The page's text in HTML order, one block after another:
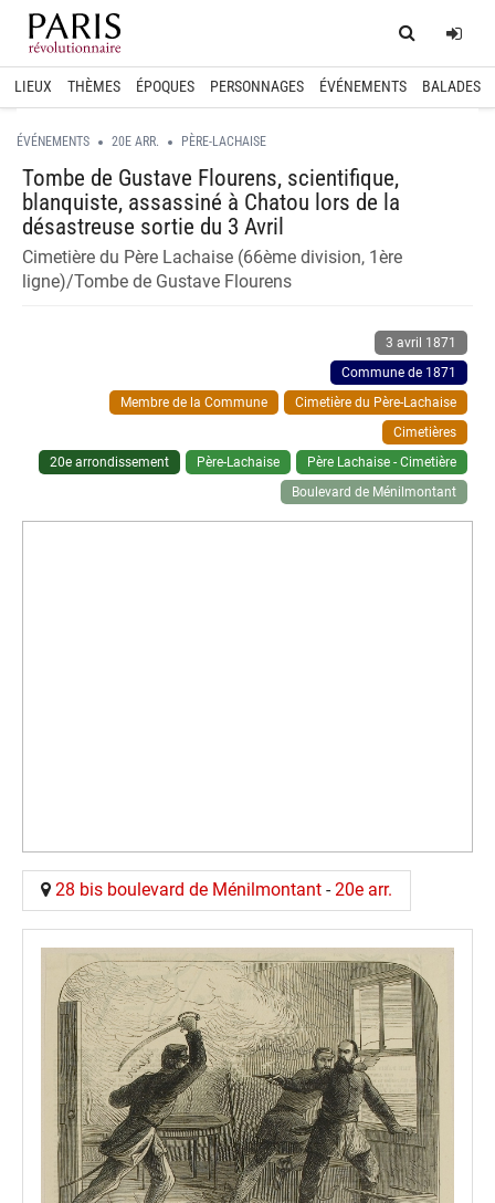
Home
LIEUX THÈMES ÉPOQUES PERSONNAGES ÉVÉNEMENTS BALADES
ÉVÉNEMENTS 20E ARR. PÈRE-LACHAISE
Tombe de Gustave Flourens, scientifique,
blanquiste, assassiné à Chatou lors de la
désastreuse sortie du 3 Avril
Cimetière du Père Lachaise (66ème division, 1ère
ligne)/Tombe de Gustave Flourens
3 avril 1871
Commune de 1871
Membre de la Commune
Cimetière du Père-Lachaise
Cimetières
20e arrondissement
Père-Lachaise
Père Lachaise - Cimetière
Boulevard de Ménilmontant
28 bis boulevard de Ménilmontant -20e arr.